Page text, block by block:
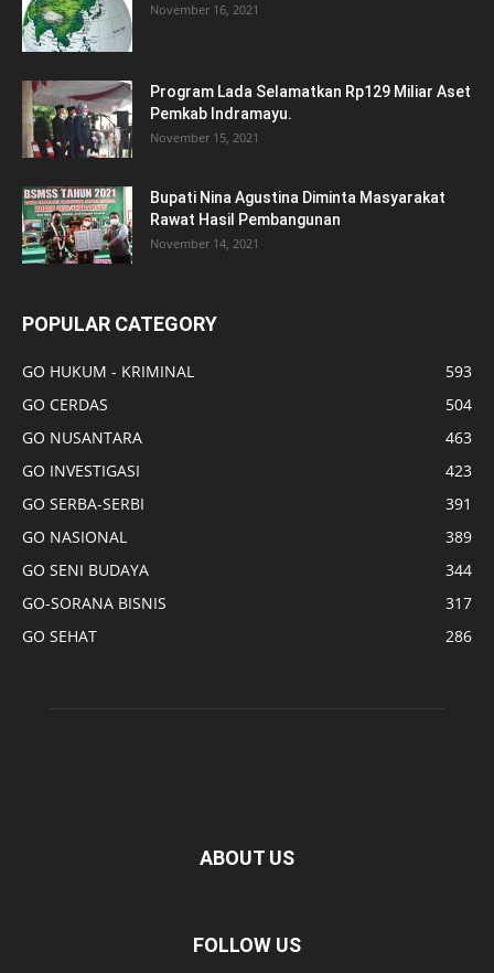
November 16, 2021
Program Lada Selamatkan Rp129 Miliar Aset
Pemkab Indramayu.
November 15, 2021
Bupati Nina Agustina Diminta Masyarakat
Rawat Hasil Pembangunan
November 14, 2021
POPULAR CATEGORY
GO HUKUM - KRIMINAL
593
GO CERDAS
504
GO NUSANTARA
463
GO INVESTIGASI
423
GO SERBA-SERBI
391
GO NASIONAL
389
GO SENI BUDAYA
344
GO-SORANA BISNIS
317
GO SEHAT
286
ABOUT US
FOLLOW US